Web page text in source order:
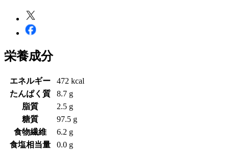
栄養成分
エネルギー
472 kcal
たんぱく質
8.7 g
脂質
2.5 g
糖質
97.5 g
食物繊維
6.2 g
食塩相当量
0.0 g